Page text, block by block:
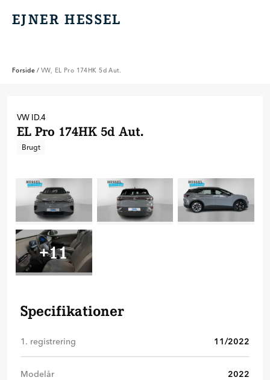
EJNER HESSEL
EJNER HESSEL
Forside / VW, EL Pro 174HK 5d Aut.
VW ID.4
EL Pro 174HK 5d Aut.
Brugt
+11
Specifikationer
1. registrering 11/2022
Modelår 2022